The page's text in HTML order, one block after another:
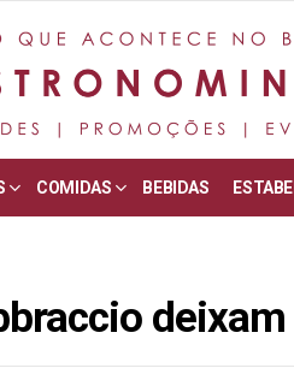
COMIDAS BEBIDAS